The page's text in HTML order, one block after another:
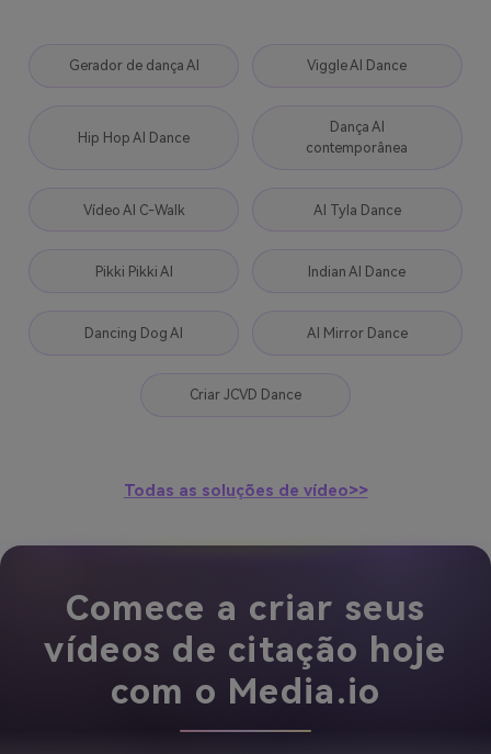
Gerador de dança AI Viggle AI Dance
Hip Hop AI Dance
Dança AI
contemporânea
Vídeo AI C-Walk AI Tyla Dance
Pikki Pikki AI Indian AI Dance
Dancing Dog AI AI Mirror Dance
Criar JCVD Dance
Todas as soluções de vídeo>>
Comece a criar seus
vídeos de citação hoje
com o Media.io